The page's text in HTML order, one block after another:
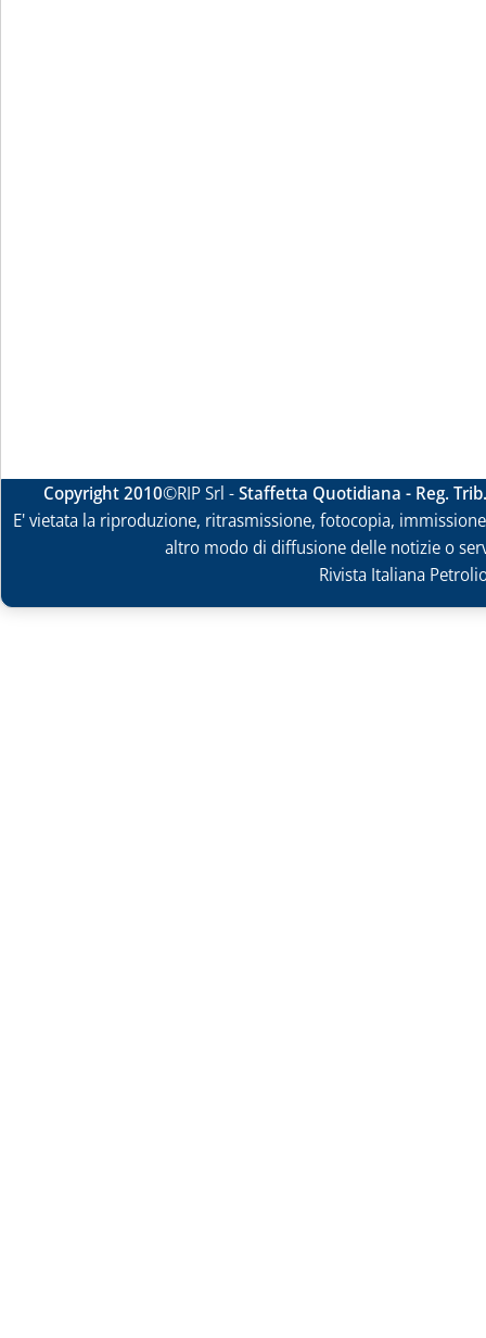
Copyright 2010©RIP Srl -Staffetta Quotidiana - Reg.
E' vietata la riproduzione, ritrasmissione, fotocopia,
altro modo di diffusione delle notizie o
Rivista Italiana